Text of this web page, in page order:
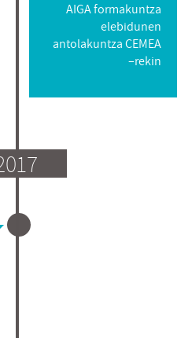
AIGA formakuntza
elebidunen
antolakuntza CEMEA
–rekin